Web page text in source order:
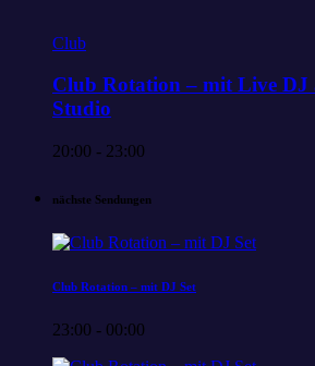
Club
Club Rotation – mit Live DJ
Studio
20:00 - 23:00
nächste Sendungen
Club Rotation – mit DJ Set
23:00 - 00:00